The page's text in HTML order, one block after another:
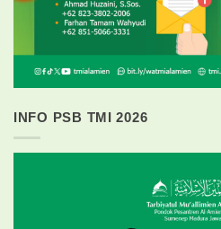
INFO PSB TMI 2026